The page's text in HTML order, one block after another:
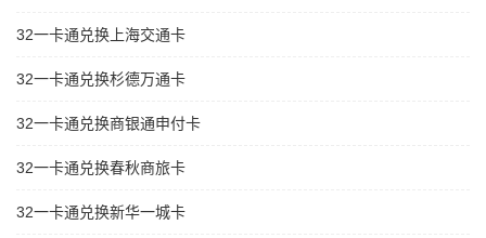
32一卡通兑换上海交通卡
32一卡通兑换杉德万通卡
32一卡通兑换商银通申付卡
32一卡通兑换春秋商旅卡
32一卡通兑换新华一城卡